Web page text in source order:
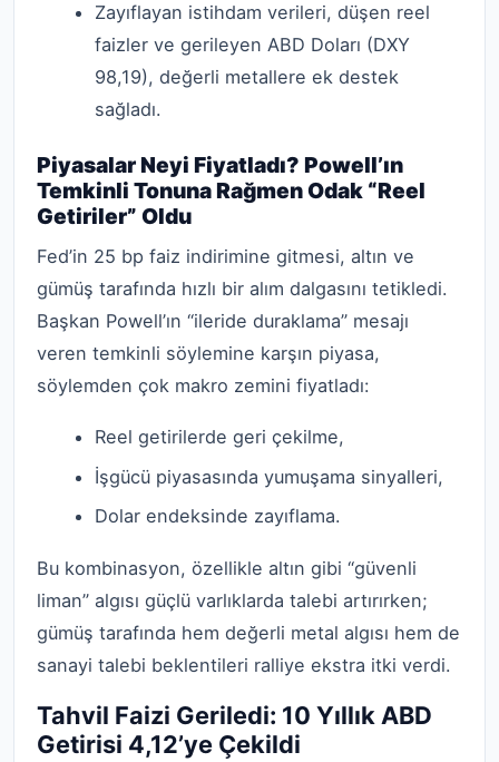
Zayıflayan istihdam verileri, düşen reel
faizler ve gerileyen ABD Doları (DXY
98,19), değerli metallere ek destek
sağladı.
Piyasalar Neyi Fiyatladı? Powell’ın
Temkinli Tonuna Rağmen Odak “Reel
Getiriler” Oldu
Fed’in 25 bp faiz indirimine gitmesi, altın ve
gümüş tarafında hızlı bir alım dalgasını tetikledi.
Başkan Powell’ın “ileride duraklama” mesajı
veren temkinli söylemine karşın piyasa,
söylemden çok makro zemini fiyatladı:
Reel getirilerde geri çekilme,
İşgücü piyasasında yumuşama sinyalleri,
Dolar endeksinde zayıflama.
Bu kombinasyon, özellikle altın gibi “güvenli
liman” algısı güçlü varlıklarda talebi artırırken;
gümüş tarafında hem değerli metal algısı hem de
sanayi talebi beklentileri ralliye ekstra itki verdi.
Tahvil Faizi Geriledi: 10 Yıllık ABD
Getirisi 4,12’ye Çekildi